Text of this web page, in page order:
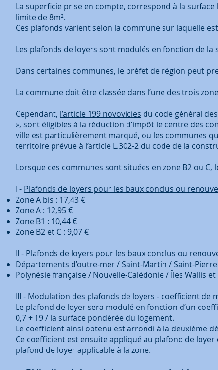
La superficie prise en compte, correspond à la
limite de 8m².
Ces plafonds varient selon la commune sur laquelle
Les plafonds de loyers sont modulés en fonction de la
Dans certaines communes, le préfet de région peut
La commune doit être classée dans l’une des trois
Cependant, l’article 199 novovicies du code général
», sont éligibles à la réduction d’impôt le centre des
ville est particulièrement marqué, ou les communes
territoire prévue à l’article L.302-2 du code de la
Lorsque ces communes sont situées en zone B2 ou
I - Plafonds de loyers pour les baux conclus ou
Zone A bis : 17,43 €
Zone A : 12,95 €
Zone B1 : 10,44 €
Zone B2 et C : 9,07 €
II - Plafonds de loyers pour les baux conclus ou
Départements d’outre-mer / Saint-Martin / Saint-
Polynésie française / Nouvelle-Calédonie / Îles Wallis et
III - Modulation des plafonds de loyers - coefficient de
Le plafond de loyer sera modulé en fonction d’un
0,7 + 19 / la surface pondérée du logement.
Le coefficient ainsi obtenu est arrondi à la deuxième
Ce coefficient est ensuite appliqué au plafond de
plafond de loyer applicable à la zone.